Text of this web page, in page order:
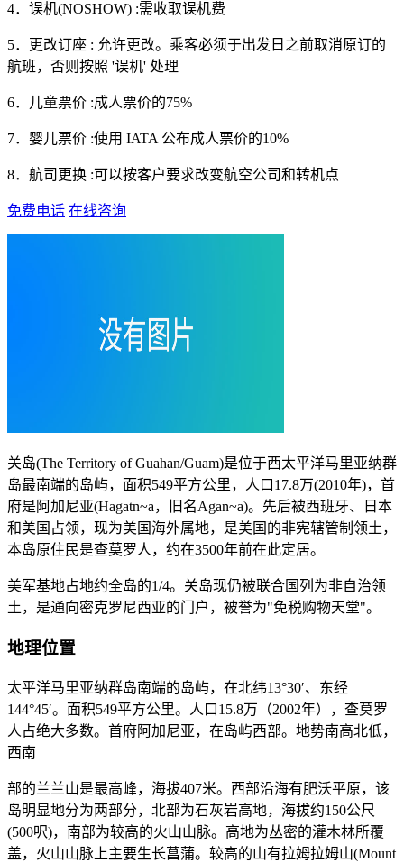
4．误机(NOSHOW) :需收取误机费
5．更改订座 : 允许更改。乘客必须于出发日之前取消原订的
航班，否则按照 '误机' 处理
6．儿童票价 :成人票价的75%
7．婴儿票价 :使用 IATA 公布成人票价的10%
8．航司更换 :可以按客户要求改变航空公司和转机点
免费电话 在线咨询
关岛(The Territory of Guahan/Guam)是位于西太平洋马里亚纳群
岛最南端的岛屿，面积549平方公里，人口17.8万(2010年)，首
府是阿加尼亚(Hagatn~a，旧名Agan~a)。先后被西班牙、日本
和美国占领，现为美国海外属地，是美国的非宪辖管制领土，
本岛原住民是查莫罗人，约在3500年前在此定居。
美军基地占地约全岛的1/4。关岛现仍被联合国列为非自治领
土，是通向密克罗尼西亚的门户，被誉为"免税购物天堂"。
地理位置
太平洋马里亚纳群岛南端的岛屿，在北纬13°30′、东经
144°45′。面积549平方公里。人口15.8万（2002年），查莫罗
人占绝大多数。首府阿加尼亚，在岛屿西部。地势南高北低，
西南
部的兰兰山是最高峰，海拔407米。西部沿海有肥沃平原，该
岛明显地分为两部分，北部为石灰岩高地，海拔约150公尺
(500呎)，南部为较高的火山山脉。高地为丛密的灌木林所覆
盖，火山山脉上主要生长菖蒲。较高的山有拉姆拉姆山(Mount